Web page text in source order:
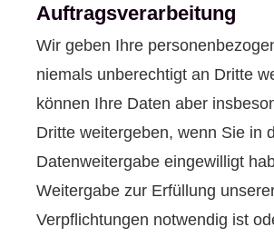
Auftragsverarbeitung
Wir geben Ihre
niemals unberechtigt an Dritte
können Ihre Daten aber
Dritte weitergeben, wenn Sie in
Datenweitergabe eingewilligt
Weitergabe zur Erfüllung
Verpflichtungen notwendig ist